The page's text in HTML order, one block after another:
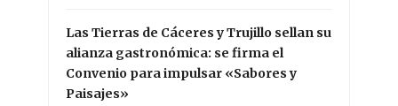
Las Tierras de Cáceres y Trujillo sellan su
alianza gastronómica: se firma el
Convenio para impulsar «Sabores y
Paisajes»